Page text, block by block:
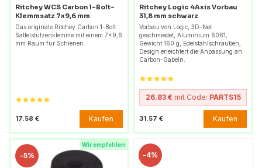
Ritchey WCS Carbon 1-Bolt-
Klemmsatz 7x9,6 mm
Das originale Ritchey Carbon 1-Bolt
Sattelstützenklemme mit einem 7x9,6
mm Raum für Schienen.
17.58 € Kaufen
Ritchey Logic 4Axis Vorbau
31,8 mm schwarz
Vorbau von Logic, 3D-Net
geschmiedet, Aluminium 6061,
Gewicht 160 g, Edelstahlschrauben,
Design erleichtert die Anpassung an
Carbon-Gabeln.
26.83 € mit Code: PARTS15
31.57 € Kaufen
Wir empfehlen
-5% -4%